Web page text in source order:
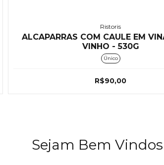
Ristoris
ALCAPARRAS COM CAULE EM
VINHO - 530G
Único
R$90,00
Sejam Bem Vindos